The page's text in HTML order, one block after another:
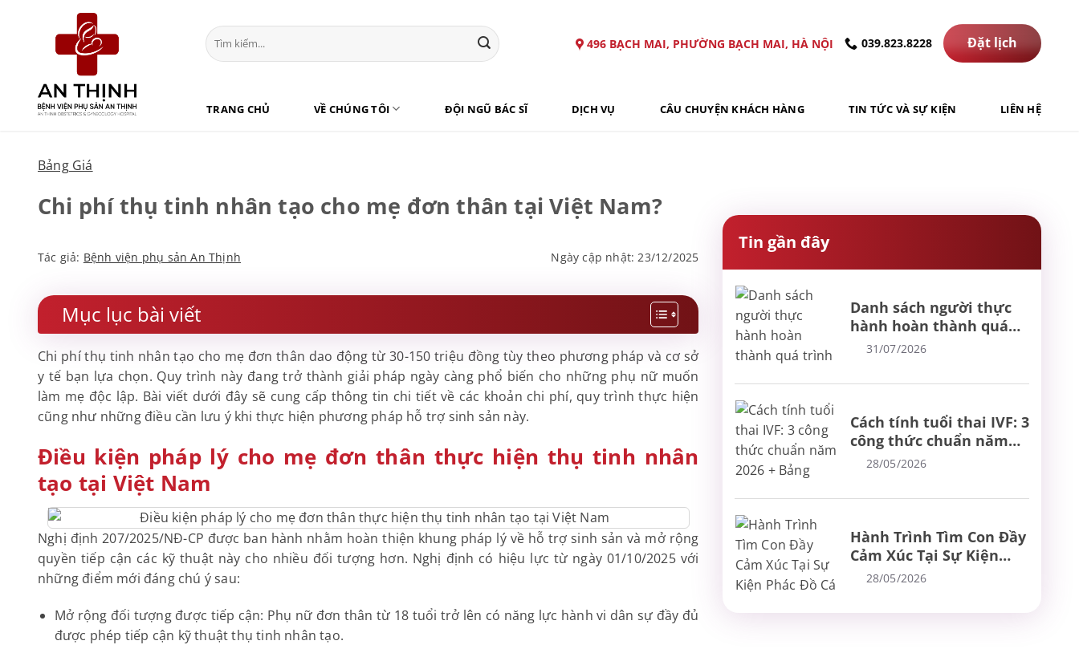
496 BẠCH MAI, PHƯỜNG BẠCH MAI, HÀ NỘI 039.823.8228 Đặt lịch
TRANG CHỦ VỀ CHÚNG TÔI ĐỘI NGŨ BÁC SĨ DỊCH VỤ CÂU CHUYỆN KHÁCH HÀNG TIN TỨC VÀ SỰ KIỆN LIÊN HỆ
Bảng Giá
Chi phí thụ tinh nhân tạo cho mẹ đơn thân tại Việt Nam?
Tác giả: Bệnh viện phụ sản An Thịnh Ngày cập nhật: 23/12/2025
Mục lục bài viết
Chi phí thụ tinh nhân tạo cho mẹ đơn thân dao động từ 30-150 triệu đồng tùy theo phương pháp và cơ sở
y tế bạn lựa chọn. Quy trình này đang trở thành giải pháp ngày càng phổ biến cho những phụ nữ muốn
làm mẹ độc lập. Bài viết dưới đây sẽ cung cấp thông tin chi tiết về các khoản chi phí, quy trình thực hiện
cũng như những điều cần lưu ý khi thực hiện phương pháp hỗ trợ sinh sản này.
Điều kiện pháp lý cho mẹ đơn thân thực hiện thụ tinh nhân
tạo tại Việt Nam
Nghị định 207/2025/NĐ-CP được ban hành nhằm hoàn thiện khung pháp lý về hỗ trợ sinh sản và mở rộng
quyền tiếp cận các kỹ thuật này cho nhiều đối tượng hơn. Nghị định có hiệu lực từ ngày 01/10/2025 với
những điểm mới đáng chú ý sau:
Mở rộng đối tượng được tiếp cận: Phụ nữ đơn thân từ 18 tuổi trở lên có năng lực hành vi dân sự đầy đủ
được phép tiếp cận kỹ thuật thụ tinh nhân tạo.
Tin gần đây
Danh sách người thực
hành hoàn thành quá
trình thực hành khám
31/07/2026
Cách tính tuổi thai IVF: 3
công thức chuẩn năm
2026 + Bảng tính nhanh
28/05/2026
Hành Trình Tìm Con Đầy
Cảm Xúc Tại Sự Kiện
Phác Đồ Cá Thể Hóa IVF
28/05/2026